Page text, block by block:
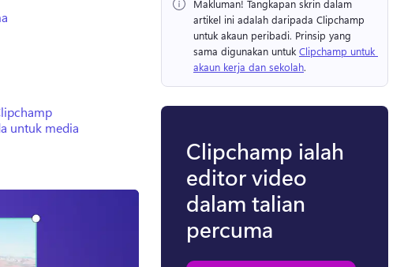
untuk media
Makluman! Tangkapan skrin dalam
artikel ini adalah daripada Clipchamp
untuk akaun peribadi. Prinsip yang
sama digunakan untuk Clipchamp untuk
akaun kerja dan sekolah.
Clipchamp ialah
editor video
dalam talian
percuma